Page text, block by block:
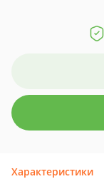
Характеристики